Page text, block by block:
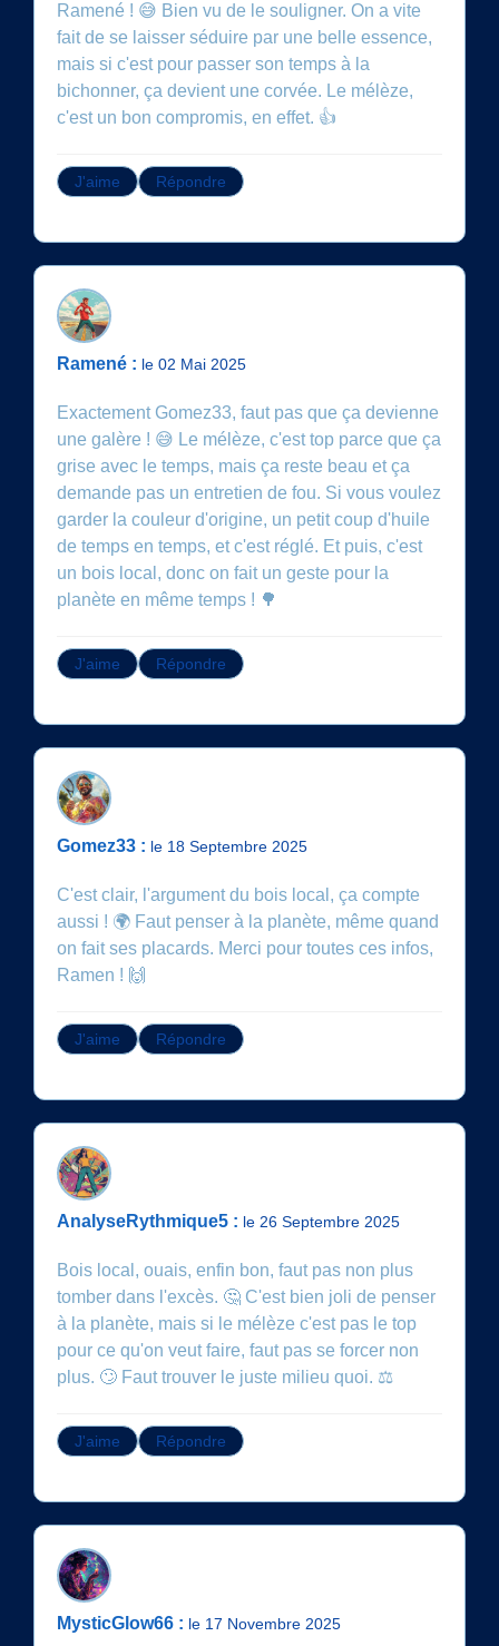
Ramené ! 😅 Bien vu de le souligner. On a vite
fait de se laisser séduire par une belle essence,
mais si c'est pour passer son temps à la
bichonner, ça devient une corvée. Le mélèze,
c'est un bon compromis, en effet. 👍
J'aime Répondre
Ramené : le 02 Mai 2025
Exactement Gomez33, faut pas que ça devienne
une galère ! 😅 Le mélèze, c'est top parce que ça
grise avec le temps, mais ça reste beau et ça
demande pas un entretien de fou. Si vous voulez
garder la couleur d'origine, un petit coup d'huile
de temps en temps, et c'est réglé. Et puis, c'est
un bois local, donc on fait un geste pour la
planète en même temps ! 🌳
J'aime Répondre
Gomez33 : le 18 Septembre 2025
C'est clair, l'argument du bois local, ça compte
aussi ! 🌍 Faut penser à la planète, même quand
on fait ses placards. Merci pour toutes ces infos,
Ramen ! 🙌
J'aime Répondre
AnalyseRythmique5 : le 26 Septembre 2025
Bois local, ouais, enfin bon, faut pas non plus
tomber dans l'excès. 🤔 C'est bien joli de penser
à la planète, mais si le mélèze c'est pas le top
pour ce qu'on veut faire, faut pas se forcer non
plus. 🙄 Faut trouver le juste milieu quoi. ⚖️
J'aime Répondre
MysticGlow66 : le 17 Novembre 2025